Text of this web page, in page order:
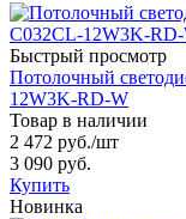
Быстрый просмотр
Потолочный
12W3K-RD-W
Товар в наличии
2 472 руб./шт
3 090 руб.
Купить
Новинка